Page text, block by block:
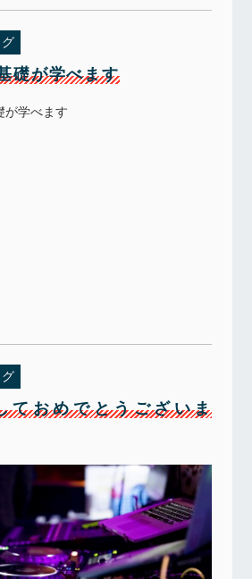
礎が学べます
ておめでとうございま